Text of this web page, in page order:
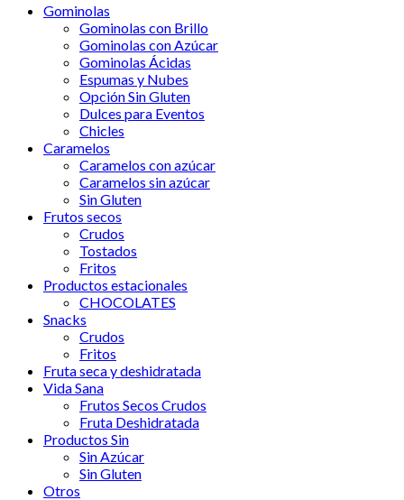
Gominolas
Gominolas con Brillo
Gominolas con Azúcar
Gominolas Ácidas
Espumas y Nubes
Opción Sin Gluten
Dulces para Eventos
Chicles
Caramelos
Caramelos con azúcar
Caramelos sin azúcar
Sin Gluten
Frutos secos
Crudos
Tostados
Fritos
Productos estacionales
CHOCOLATES
Snacks
Crudos
Fritos
Fruta seca y deshidratada
Vida Sana
Frutos Secos Crudos
Fruta Deshidratada
Productos Sin
Sin Azúcar
Sin Gluten
Otros